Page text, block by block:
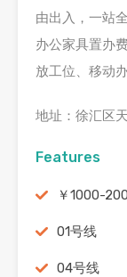
由出入，一站
办公家具置办
放工位、移动
地址：徐汇区
Features
￥1000-
01号线
04号线